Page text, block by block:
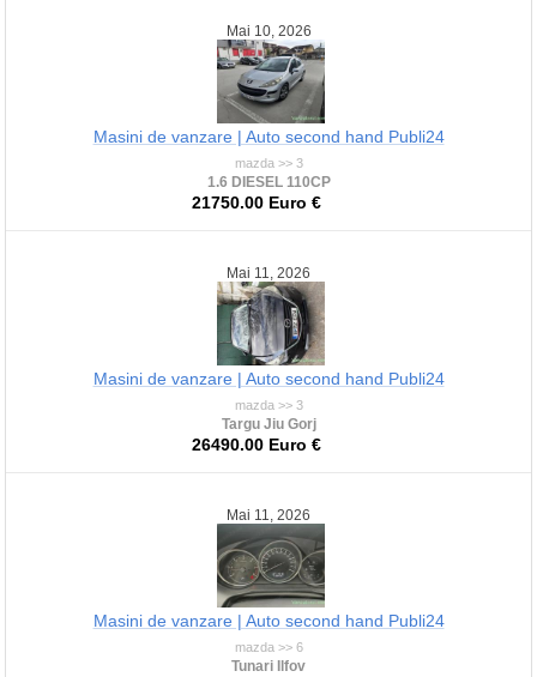
Mai 10, 2026
Masini de vanzare | Auto second hand Publi24
mazda >> 3
1.6 DIESEL 110CP
21750.00 Euro €
Mai 11, 2026
Masini de vanzare | Auto second hand Publi24
mazda >> 3
Targu Jiu Gorj
26490.00 Euro €
Mai 11, 2026
Masini de vanzare | Auto second hand Publi24
mazda >> 6
Tunari Ilfov